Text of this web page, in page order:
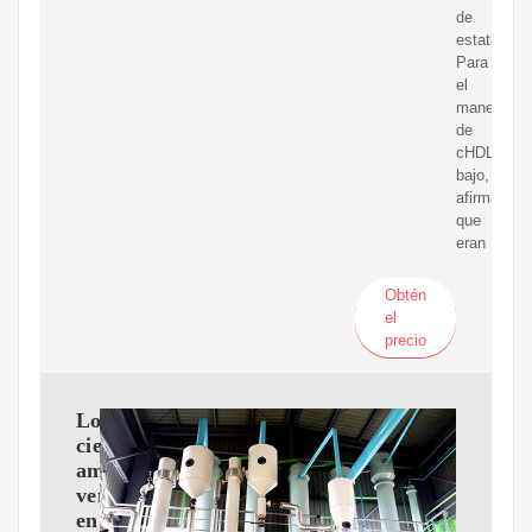
de
estatinas.
Para
el
manejo
de
cHDL
bajo,
afirmaron
que
eran
Obtén
el
precio
Los
científicos
americanos
ven
en